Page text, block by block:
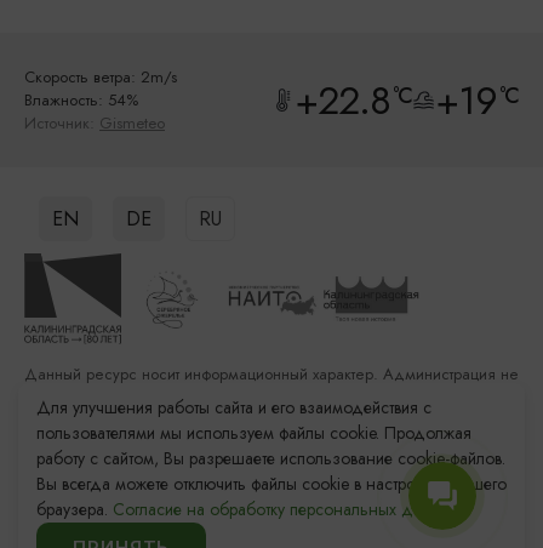
Скорость ветра: 2m/s
Влажность: 54%
Источник: Gismeteo +22.8°C +19°C
EN DE RU
© 2011–2026 «Туристский информационный центр
Калининградской области»
Данный ресурс носит информационный характер. Администрация не
несет ответственности за качество услуг, предоставленных
сторонними организациями
Разработка сайта: «Решение»
Продвижение сайта: Remarka Agency
Для улучшения работы сайта и его взаимодействия с
пользователями мы используем файлы cookie. Продолжая
работу с сайтом, Вы разрешаете использование cookie-файлов.
Вы всегда можете отключить файлы cookie в настройках Вашего
браузера. Согласие на обработку персональных данных.